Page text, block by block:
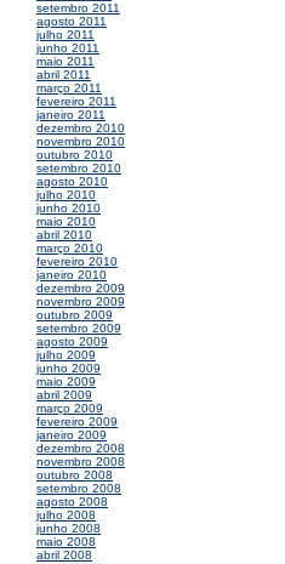
setembro 2011
agosto 2011
julho 2011
junho 2011
maio 2011
abril 2011
março 2011
fevereiro 2011
janeiro 2011
dezembro 2010
novembro 2010
outubro 2010
setembro 2010
agosto 2010
julho 2010
junho 2010
maio 2010
abril 2010
março 2010
fevereiro 2010
janeiro 2010
dezembro 2009
novembro 2009
outubro 2009
setembro 2009
agosto 2009
julho 2009
junho 2009
maio 2009
abril 2009
março 2009
fevereiro 2009
janeiro 2009
dezembro 2008
novembro 2008
outubro 2008
setembro 2008
agosto 2008
julho 2008
junho 2008
maio 2008
abril 2008